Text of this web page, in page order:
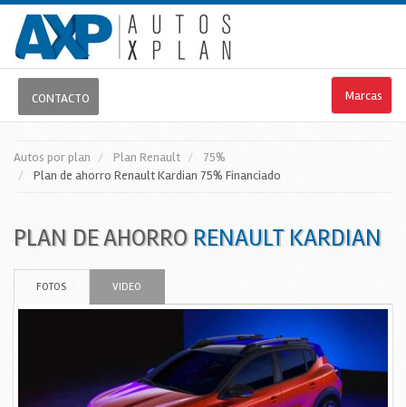
CONTACTO Marcas
Autos por plan Plan Renault
75%
Plan de ahorro Renault Kardian 75% Financiado
PLAN DE AHORRO RENAULT KARDIAN
FOTOS VIDEO